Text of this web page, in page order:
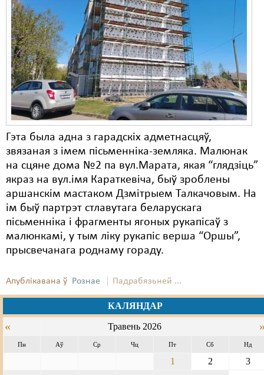
Гэта была адна з гарадскіх адметнасцяў,
звязаная з імем пісьменніка-земляка. Малюнак
на сцяне дома №2 па вул.Марата, якая “глядзіць”
якраз на вул.імя Караткевіча, быў зроблены
аршанскім мастаком Дзмітрыем Талкачовым. На
ім быў партрэт стлавутага беларускага
пісьменніка і фрагменты ягоных рукапісаў з
малюнкамі, у тым ліку рукапіс верша “Оршы”,
прысвечанага роднаму гораду.
Апублікавана ў Рознае Падрабязьней ...
КАЛЯНДАР
« Травень 2026
Пн Аў Ср Чц Пт Сб Нд
1 2
3
Затрыманьні
Карная псыхіятрыя
КПЧ ААН
Культурныя правы
ЛПП
Мігранты
Мірныя сходы
Палітвязьні
Праваабаронцы
Правы дзіцяці
Пэнітэнцыярная сыстэма
Рознае